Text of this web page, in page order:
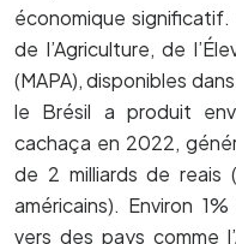
économique
de l’Agriculture, de
(MAPA), disponibles
le Brésil a produit
cachaça en 2022,
de 2 milliards de reais
américains). Environ
vers des pays comme